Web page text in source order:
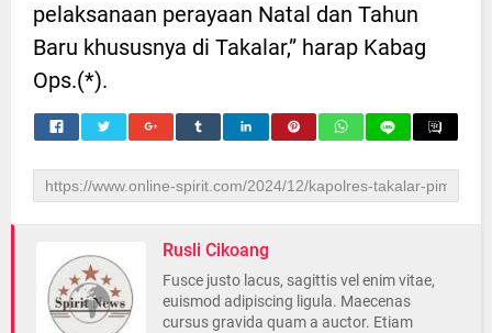
pelaksanaan perayaan Natal dan Tahun
Baru khususnya di Takalar,” harap Kabag
Ops.(*).
Rusli Cikoang
Fusce justo lacus, sagittis vel enim vitae,
euismod adipiscing ligula. Maecenas
cursus gravida quam a auctor. Etiam